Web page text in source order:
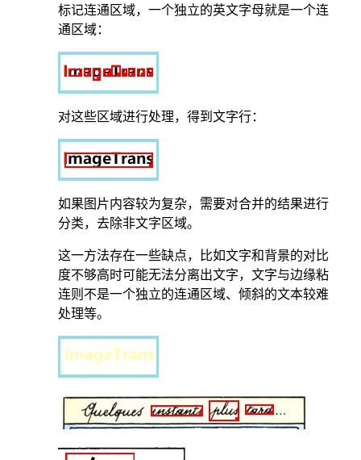
标记连通区域，一个独立的英文字母就是一个连
通区域：
对这些区域进行处理，得到文字行：
如果图片内容较为复杂，需要对合并的结果进行
分类，去除非文字区域。
这一方法存在一些缺点，比如文字和背景的对比
度不够高时可能无法分离出文字，文字与边缘粘
连则不是一个独立的连通区域、倾斜的文本较难
处理等。